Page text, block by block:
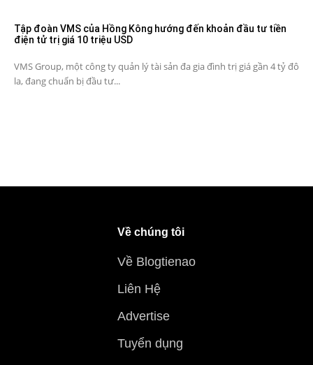
Tập đoàn VMS của Hồng Kông hướng đến khoản đầu tư tiền
điện tử trị giá 10 triệu USD
VMS Group, một công ty quản lý tài sản đa gia đình trị giá gần 4 tỷ đô
la, đang chuẩn bị đầu tư...
Về chúng tôi
Về Blogtienao
Liên Hệ
Advertise
Tuyển dụng